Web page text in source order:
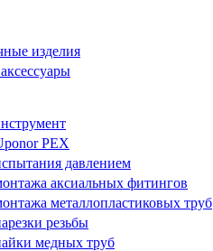
изделия
PEX
давлением
аксиальных фитингов
металлопластиковых труб
резьбы
медных труб